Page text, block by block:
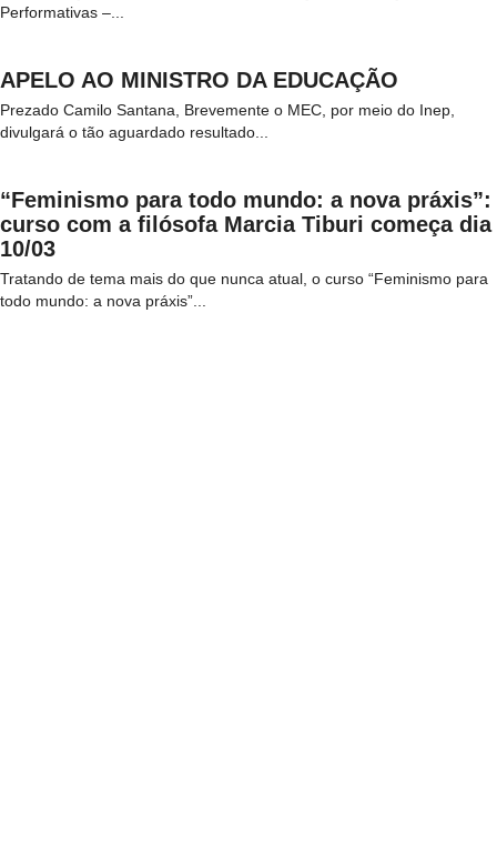
Performativas –...
APELO AO MINISTRO DA EDUCAÇÃO
Prezado Camilo Santana, Brevemente o MEC, por meio do Inep,
divulgará o tão aguardado resultado...
“Feminismo para todo mundo: a nova práxis”:
curso com a filósofa Marcia Tiburi começa dia
10/03
Tratando de tema mais do que nunca atual, o curso “Feminismo para
todo mundo: a nova práxis”...